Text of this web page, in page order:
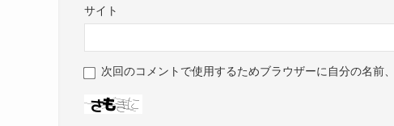
サイト
次回のコメントで使用するためブラウザーに自分の名前